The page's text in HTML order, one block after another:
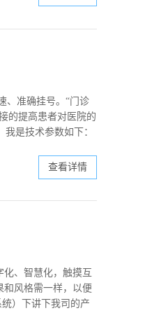
、准确挂号。“门诊
的提高患者对医院的
是技术参数如下：
查看详情
化、智慧化，触摸互
和风格需一样，以便
）下讲下我司的产